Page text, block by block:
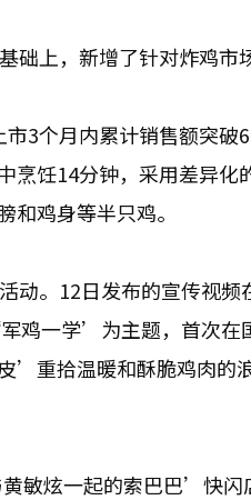
础上，新增了针对炸鸡
3个月内累计销售额突破
饪14分钟，采用差异
鸡身等半只鸡。
动。12日发布的宣传视
鸡一学’为主题，首次在
重拾温暖和酥脆鸡肉的
敏炫一起的索巴巴’快闪